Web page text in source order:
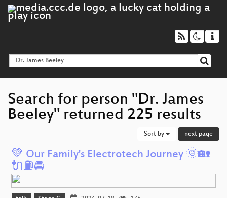
Search for person "Dr. James
Beeley" returned 225 results
Sort by next page
💚 Our Family's Electrotech Journey 🌞🏡
🔌⛽️🚘️